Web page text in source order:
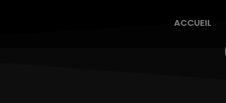
ACCUEIL